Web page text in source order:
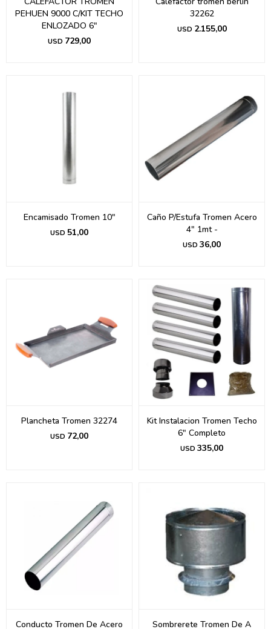
PEHUEN 9000 C/KIT TECHO
ENLOZADO 6"
USD 729,00
32262
USD 2.155,00
Encamisado Tromen 10"
USD 51,00
Caño P/Estufa Tromen Acero
4" 1mt -
USD 36,00
Plancheta Tromen 32274
USD 72,00
Kit Instalacion Tromen Techo
6" Completo
USD 335,00
Conducto Tromen De Acero
Sombrerete Tromen De A